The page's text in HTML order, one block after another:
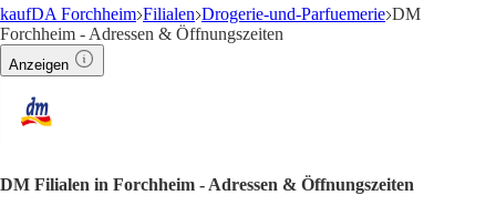
kaufDA Forchheim Filialen Drogerie-und-Parfuemerie DM
Forchheim - Adressen & Öffnungszeiten
Anzeigen
DM Filialen in Forchheim - Adressen & Öffnungszeiten